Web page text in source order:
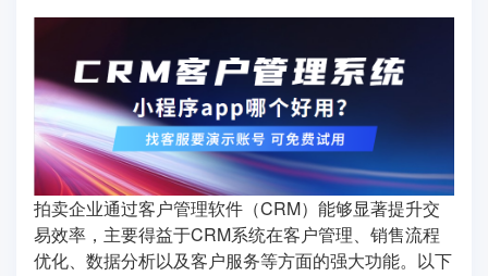
拍卖企业通过客户管理软件（CRM）能够显著提升交
易效率，主要得益于CRM系统在客户管理、销售流程
优化、数据分析以及客户服务等方面的强大功能。以下